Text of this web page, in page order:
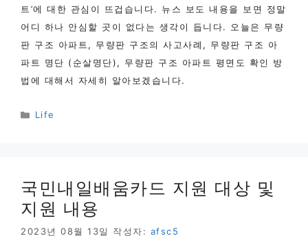
트’에 대한 관심이 뜨겁습니다. 뉴스 보도 내용을 보면 정말
어디 하나 안심할 곳이 없다는 생각이 듭니다. 오늘은 무량
판 구조 아파트, 무량판 구조의 사고사례, 무량판 구조 아
파트 명단 (순살명단), 무량판 구조 아파트 평면도 확인 방
법에 대해서 자세히 알아보겠습니다.
카
Life
국민내일배움카드 지원 대상 및
지원 내용
2023년 08월 13일 작성자: afsc5